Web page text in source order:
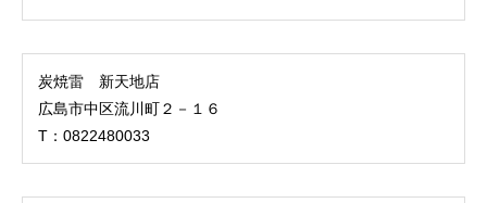
炭焼雷 新天地店
広島市中区流川町２－１６
T：0822480033